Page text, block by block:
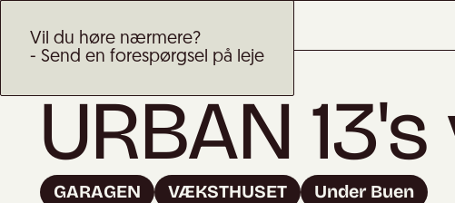
Vil du høre nærmere?
- Send en forespørgsel på leje
URBAN
GARAGEN VÆKSTHUSET Under Buen